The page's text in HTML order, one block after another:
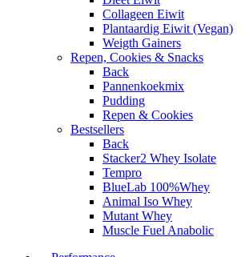
Collageen Eiwit
Plantaardig Eiwit (Vegan)
Weigth Gainers
Repen, Cookies & Snacks
Back
Pannenkoekmix
Pudding
Repen & Cookies
Bestsellers
Back
Stacker2 Whey Isolate
Tempro
BlueLab 100%Whey
Animal Iso Whey
Mutant Whey
Muscle Fuel Anabolic